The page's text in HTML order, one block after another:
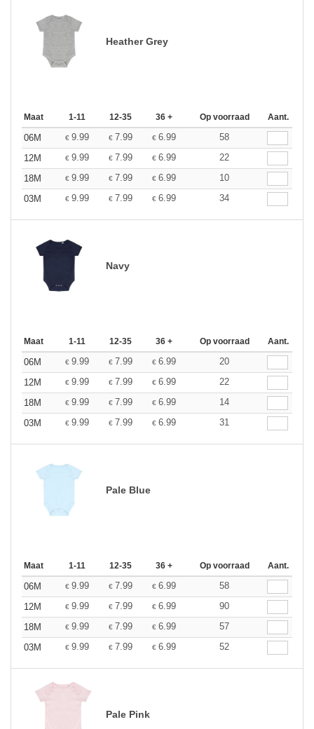
Heather Grey
Maat 1-11 12-35 36 + Op voorraad Aant.
06M € 9.99 € 7.99 € 6.99
58
12M
€ 9.99 € 7.99 € 6.99
22
18M
€ 9.99 € 7.99 € 6.99
10
03M
€ 9.99 € 7.99 € 6.99 34
Navy
Maat 1-11 12-35 36 + Op voorraad Aant.
06M € 9.99 € 7.99 € 6.99
20
12M
€ 9.99 € 7.99 € 6.99
22
18M
€ 9.99 € 7.99 € 6.99
14
03M
€ 9.99 € 7.99 € 6.99 31
Pale Blue
Maat 1-11 12-35 36 + Op voorraad Aant.
06M € 9.99 € 7.99 € 6.99
58
12M
€ 9.99 € 7.99 € 6.99
90
18M
€ 9.99 € 7.99 € 6.99
57
03M
€ 9.99 € 7.99 € 6.99 52
Pale Pink